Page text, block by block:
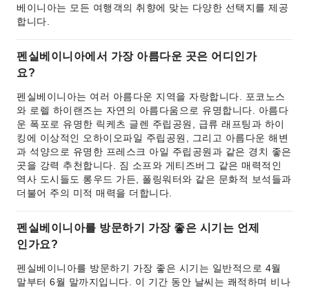
베이니아는 모든 여행객의 취향에 맞는 다양한 선택지를 제공
합니다.
펜실베이니아에서 가장 아름다운 곳은 어디인가
요?
펜실베이니아는 여러 아름다운 지역을 자랑합니다. 포코노스
와 로렐 하이랜즈는 자연의 아름다움으로 유명합니다. 아름다
운 폭포로 유명한 릭케츠 글렌 주립공원, 급류 래프팅과 하이
킹에 이상적인 오하이오파일 주립공원, 그리고 아름다운 해변
과 석양으로 유명한 프레스크 아일 주립공원과 같은 경치 좋은
곳을 강력 추천합니다. 짐 소프와 게티즈버그 같은 매력적인
역사 도시들도 롱우드 가든, 폴링워터와 같은 문화적 보석들과
더불어 주의 미적 매력을 더합니다.
펜실베이니아를 방문하기 가장 좋은 시기는 언제
인가요?
펜실베이니아를 방문하기 가장 좋은 시기는 일반적으로 4월
말부터 6월 말까지입니다. 이 기간 동안 날씨는 쾌적하며 비나